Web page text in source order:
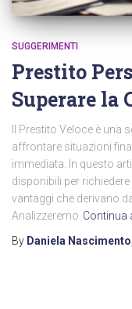
SUGGERIMENTI
Prestito
Superare la
Il Prestito Veloce è una
affrontare situazioni
immediata. In questo
disponibili per
vantaggi che derivano
Analizzeremo Continua
By Daniela Nascimento